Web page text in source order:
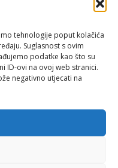
tehnologije poput kolačića
Suglasnost s ovim
podatke kao što su
ID-ovi na ovoj web stranici.
negativno utjecati na